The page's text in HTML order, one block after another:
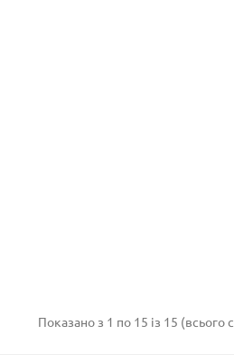
Показано з 1 по 15 із 15 (всього